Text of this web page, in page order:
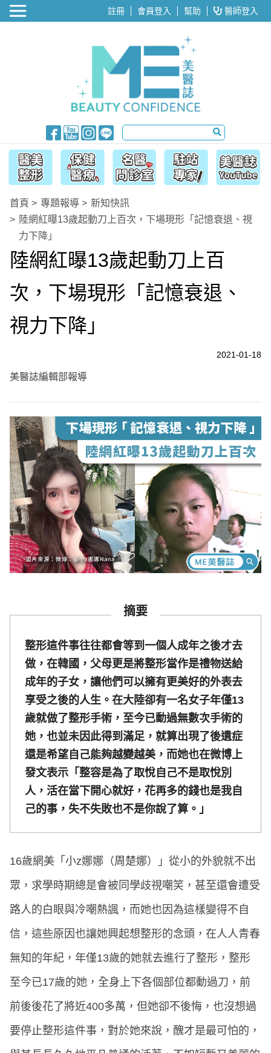
醫美整形 註冊 會員登入 幫助 醫師登入
首頁 專題報導
新知快訊
陸網紅曝13歲起動刀上百次，下場現形「記憶衰退、視
力下降」
陸網紅曝13歲起動刀上百
次，下場現形「記憶衰退、
視力下降」
2021-01-18
美醫誌編輯部報導
摘要
整形這件事往往都會等到一個人成年之後才去
做，在韓國，父母更是將整形當作是禮物送給
成年的子女，讓他們可以擁有更美好的外表去
享受之後的人生。在大陸卻有一名女子年僅13
歲就做了整形手術，至今已動過無數次手術的
她，也並未因此得到滿足，就算出現了後遺症
還是希望自己能夠越變越美，而她也在微博上
發文表示「整容是為了取悅自己不是取悅別
人，活在當下開心就好，花再多的錢也是我自
己的事，失不失敗也不是你說了算。」
16歲網美「小z娜娜（周楚娜）」從小的外貌就不出
眾，求學時期總是會被同學歧視嘲笑，甚至還會遭受
路人的白眼與冷嘲熱諷，而她也因為這樣變得不自
信，這些原因也讓她興起想整形的念頭，在人人青春
無知的年紀，年僅13歲的她就去進行了整形，整形
至今已17歲的她，全身上下各個部位都動過刀，前
前後後花了將近400多萬，但她卻不後悔，也沒想過
要停止整形這件事，對於她來說，醜才是最可怕的，